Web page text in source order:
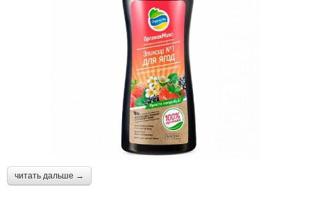
читать дальше →